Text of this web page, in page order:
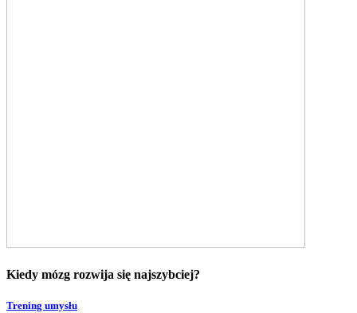
Kiedy mózg rozwija się najszybciej?
Trening umysłu